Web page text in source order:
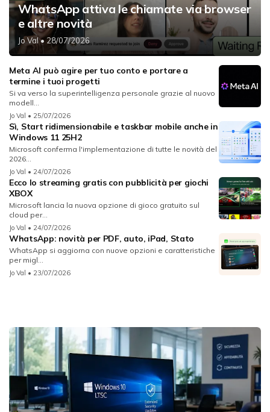
WhatsApp attiva le chiamate via browser
e altre novità
Jo Val• 28/07/2026
Meta AI può agire per tuo conto e portare a
termine i tuoi progetti
Si va verso la superintelligenza personale grazie al nuovo
modell...
Jo Val • 25/07/2026
Sì, Start ridimensionabile e taskbar mobile anche in
Windows 11 25H2
Microsoft conferma l'implementazione di tutte le novità del
2026...
Jo Val • 24/07/2026
Ecco lo streaming gratis con pubblicità per giochi
XBOX
Microsoft lancia la nuova opzione di gioco gratuito sul
cloud per...
Jo Val • 24/07/2026
WhatsApp: novità per PDF, auto, iPad, Stato
WhatsApp si aggiorna con nuove opzioni e caratteristiche
per migl...
Jo Val • 23/07/2026